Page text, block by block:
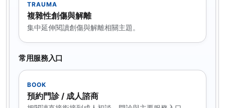
TRAUMA
複雜性創傷與解離
集中延伸閱讀創傷與解離相關主題。
常用服務入口
BOOK
預約門診 / 成人諮商